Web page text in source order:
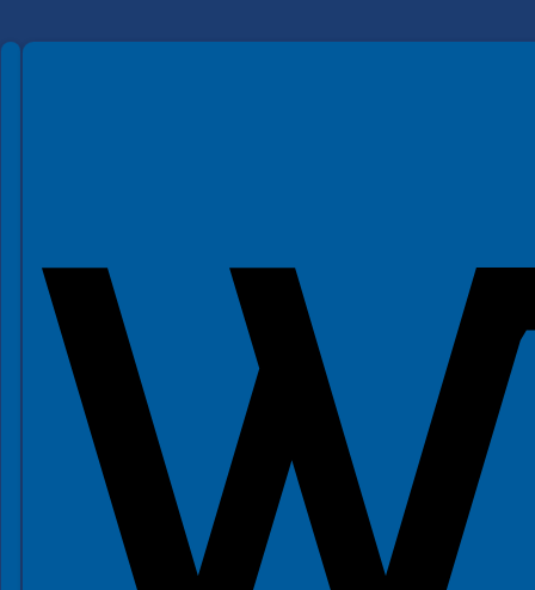
Spełniamy standardy WCAG 2.2
Spełniamy standardy W3C